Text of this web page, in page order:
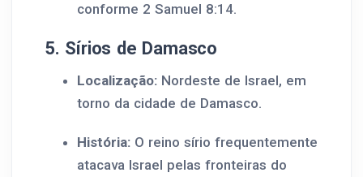
conforme 2 Samuel 8:14.
5. Sírios de Damasco
Localização: Nordeste de Israel, em
torno da cidade de Damasco.
História: O reino sírio frequentemente
atacava Israel pelas fronteiras do